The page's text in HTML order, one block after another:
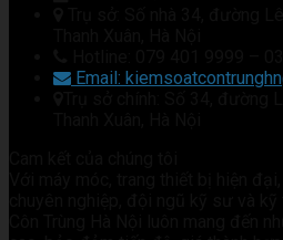
Email: